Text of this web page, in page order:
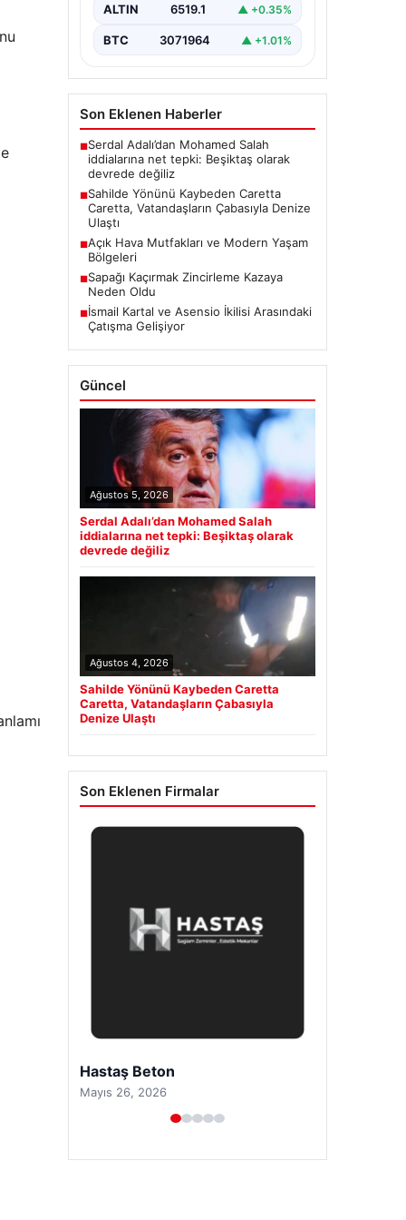
dikkati çeken önemli bir…
ALTIN 6519.1 ▲ +0.35%
BTC 3071964 ▲ +1.01%
Son Eklenen Haberler
■Serdal Adalı’dan Mohamed Salah
iddialarına net tepki: Beşiktaş olarak
devrede değiliz
■Sahilde Yönünü Kaybeden Caretta
Caretta, Vatandaşların Çabasıyla Denize
Ulaştı
■Açık Hava Mutfakları ve Modern Yaşam
Bölgeleri
■Sapağı Kaçırmak Zincirleme Kazaya
Neden Oldu
■İsmail Kartal ve Asensio İkilisi Arasındaki
Çatışma Gelişiyor
Güncel
Ağustos 5, 2026
Serdal Adalı’dan Mohamed Salah
iddialarına net tepki: Beşiktaş olarak
devrede değiliz
Ağustos 4, 2026
Sahilde Yönünü Kaybeden Caretta
Caretta, Vatandaşların Çabasıyla
Denize Ulaştı
Son Eklenen Firmalar
Prenses Night Club
Nisan 29, 2026